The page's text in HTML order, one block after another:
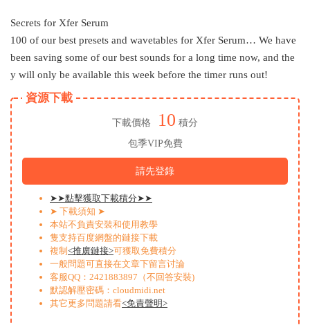
Secrets for Xfer Serum
100 of our best presets and wavetables for Xfer Serum… We have
been saving some of our best sounds for a long time now, and the
y will only be available this week before the timer runs out!
資源下載
下載價格 10 積分
包季VIP免費
請先登錄
➤➤點擊獲取下載積分➤➤
➤ 下載須知 ➤
本站不負責安裝和使用教學
隻支持百度網盤的鏈接下載
複制 <推廣鏈接>可獲取免費積分
一般問題可直接在文章下留言讨論
客服QQ：2421883897（不回答安裝)
默認解壓密碼：cloudmidi.net
其它更多問題請看<免責聲明>